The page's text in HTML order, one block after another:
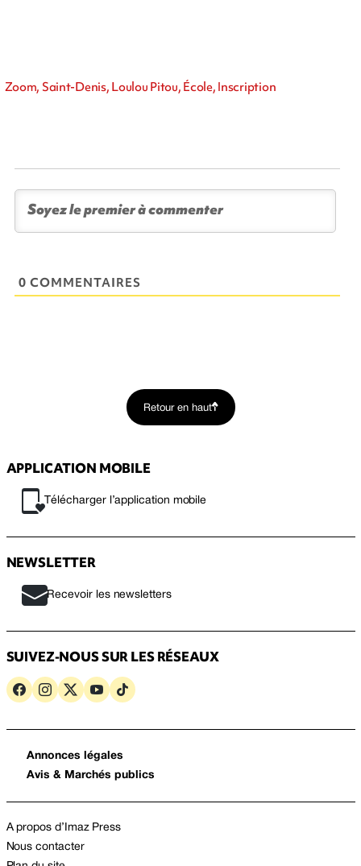
Zoom, Saint-Denis, Loulou Pitou, École, Inscription
0 COMMENTAIRES
Retour en haut
APPLICATION MOBILE
Télécharger l’application mobile
NEWSLETTER
Recevoir les newsletters
SUIVEZ-NOUS SUR LES RÉSEAUX
Annonces légales
Avis & Marchés publics
A propos d’Imaz Press
Nous contacter